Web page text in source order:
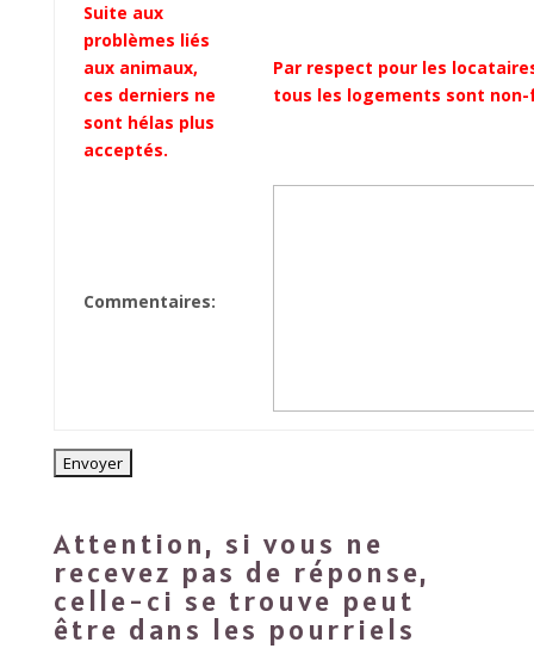
Suite aux
problèmes liés
aux animaux,
ces derniers ne
sont hélas plus
acceptés.
Par respect pour les
tous les logements sont
Commentaires:
Attention, si vous ne
recevez pas de réponse,
celle-ci se trouve peut
être dans les pourriels